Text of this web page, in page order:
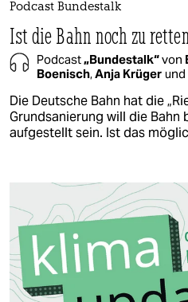
Podcast Bundestalk
Ist die Bahn noch zu
Podcast„Bundestalk“von
Boenisch,Anja Krüger und
Die Deutsche Bahn hat die
Grundsanierung will die Bahn
aufgestellt sein. Ist das